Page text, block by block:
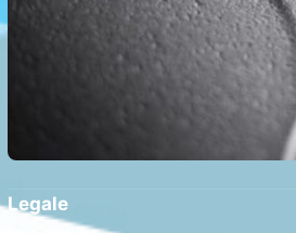
Legale